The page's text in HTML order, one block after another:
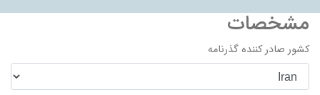
مشخصات
کشور صادر کننده گذرنامه